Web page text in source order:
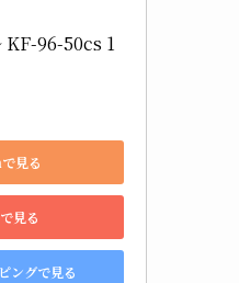
KF-96-50cs 1
見る
見る
ングで見る